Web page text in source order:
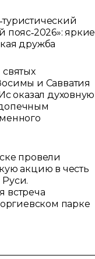
пояс‑2026»: яркие
дружба
и Савватия
оказал духовную
провели
акцию в честь
встреча
парке